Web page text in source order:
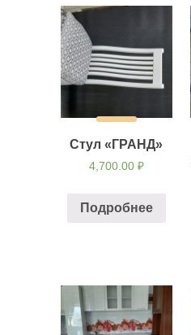
Стул «ГРАНД»
4,700.00 ₽
Подробнее